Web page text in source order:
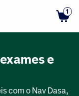
1
e
com o Nav Dasa,